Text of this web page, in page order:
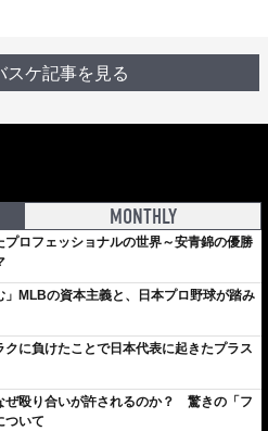
スケ記事を見る
MONTHLY
ロフェッショナルの世界～安青錦の優勝
」MLBの資本主義と、日本プロ野球が踏み
クに負けたことで日本代表に起きたプラス
ぜ殴り合いが許されるのか？ 驚きの「フ
ついて